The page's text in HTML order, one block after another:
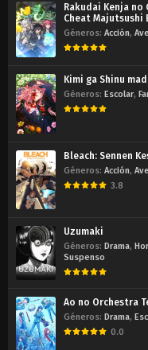
Rakudai Kenja no
Cheat Majutsushi
Géneros: Acción,
Kimi ga Shinu
Géneros: Escolar,
Bleach: Sennen
Géneros: Acción,
3.8
Uzumaki
Géneros: Drama,
Suspenso
Ao no Orchestra
Géneros: Drama,
0.0